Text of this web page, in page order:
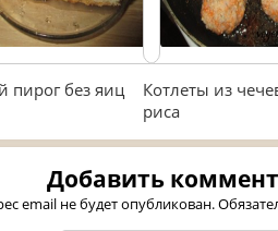
без яиц
Котлеты из
риса
Добавить
email не будет опубликован.